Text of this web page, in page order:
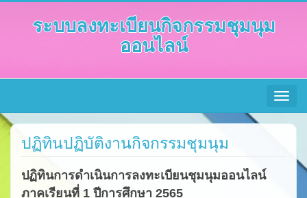
ระบบลงทะเบียนกิจกรรมชุมนุม
ออนไลน์
Toggle
ปฏิทินปฏิบัติงานกิจกรรมชุมนุม
ปฏิทินการดำเนินการลงทะเบียนชุมนุมออนไลน์
ภาคเรียนที่ 1 ปีการศึกษา 2565